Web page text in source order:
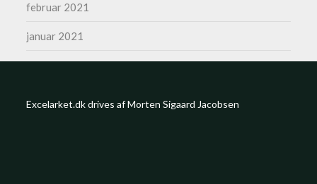
februar 2021
januar 2021
Excelarket.dk drives af Morten Sigaard Jacobsen